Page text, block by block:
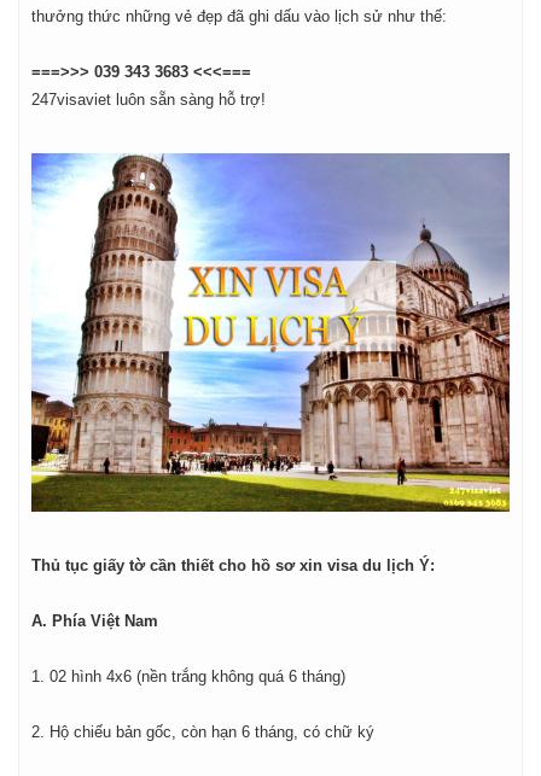
thưởng thức những vẻ đẹp đã ghi dấu vào lịch sử như thế:
===>>> 039 343 3683 <<<===
247visaviet luôn sẵn sàng hỗ trợ!
Thủ tục giấy tờ cần thiết cho hồ sơ xin visa du lịch Ý:
A. Phía Việt Nam
1. 02 hình 4x6 (nền trắng không quá 6 tháng)
2. Hộ chiếu bản gốc, còn hạn 6 tháng, có chữ ký